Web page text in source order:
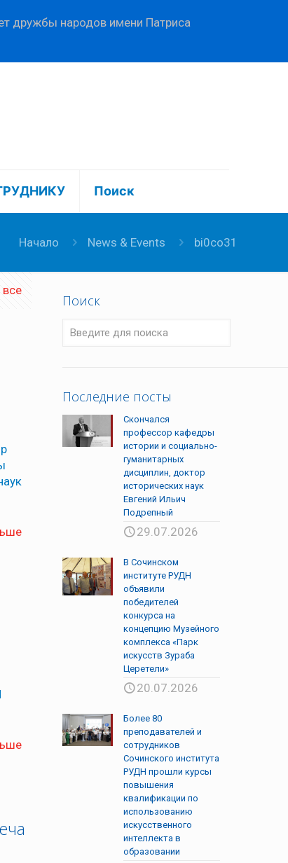
дружбы народов имени Патриса
Поиск
Начало News & Events bi0co31
все
Поиск
Последние посты
Скончался
профессор кафедры
истории и социально-
гуманитарных
дисциплин, доктор
исторических наук
Евгений Ильич
Подрепный
29.07.2026
В Сочинском
институте РУДН
объявили
победителей
конкурса на
концепцию Музейного
комплекса «Парк
искусств Зураба
Церетели»
20.07.2026
Более 80
преподавателей и
сотрудников
Сочинского института
РУДН прошли курсы
повышения
квалификации по
использованию
искусственного
интеллекта в
образовании